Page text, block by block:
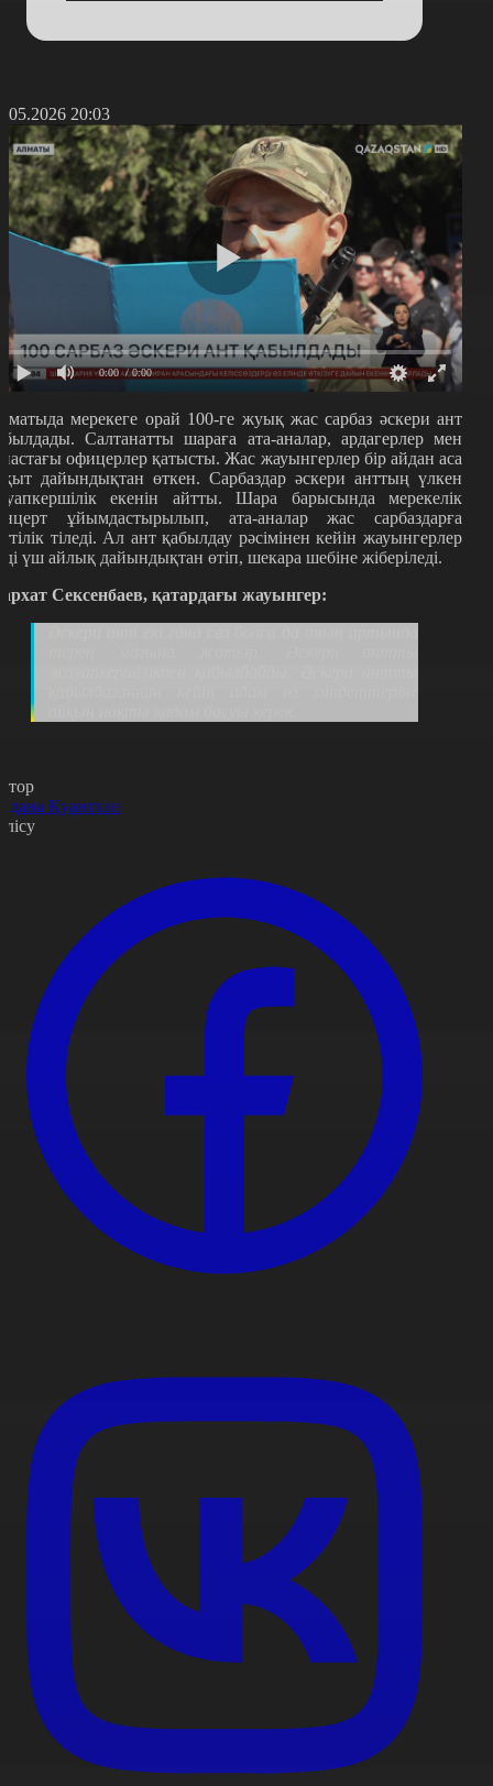
20:03
0:00 / 0:00
мерекеге орай 100-ге жуық жас сарбаз әскери ант
Салтанатты шараға ата-аналар, ардагерлер мен
офицерлер қатысты. Жас жауынгерлер бір айдан аса
дайындықтан өткен. Сарбаздар әскери анттың үлкен
екенін айтты. Шара барысында мерекелік
ұйымдастырылып, ата-аналар жас сарбаздарға
тіледі. Ал ант қабылдау рәсімінен кейін жауынгерлер
үш айлық дайындықтан өтіп, шекара шебіне жіберіледі.
Сексенбаев, қатардағы жауынгер:
Қуантхан